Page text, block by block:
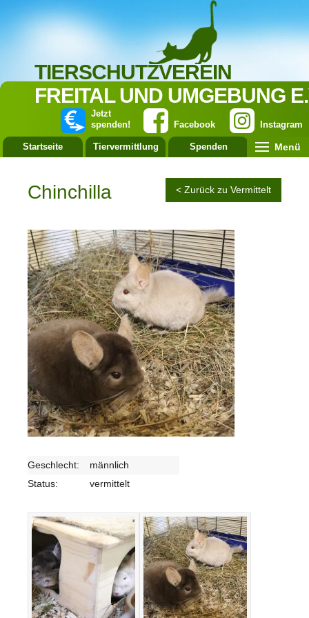
TIERSCHUTZVEREIN
FREITAL UND UMGEBUNG
Instagram
Facebook
Jetzt
spenden!
Startseite Tiervermittlung Spenden Menü
Chinchilla < Zurück zu Vermittelt
Geschlecht:
männlich
Status:
vermittelt